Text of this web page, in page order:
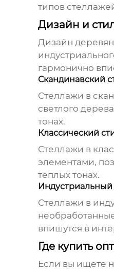
типов
Дизайн и
Дизайн
гармонично
Скандинавский
Стеллажи в
светлого
тонах.
Классический
Стеллажи в
элементами,
теплых тонах.
Индустриальный
Стеллажи в
впишутся в
Где купить
Если вы ищете